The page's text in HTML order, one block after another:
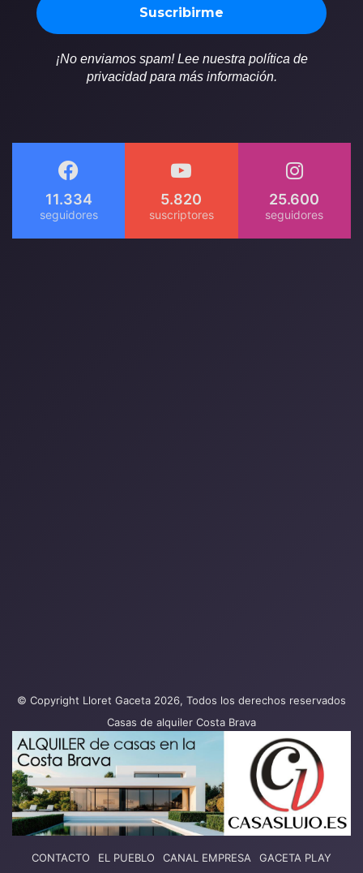
¡No enviamos spam! Lee nuestra política de
privacidad para más información.
11.334 5.820 25.600
© Copyright Lloret Gaceta 2026, Todos los derechos reservados
Casas de alquiler Costa Brava
CONTACTO EL PUEBLO CANAL EMPRESA GACETA PLAY